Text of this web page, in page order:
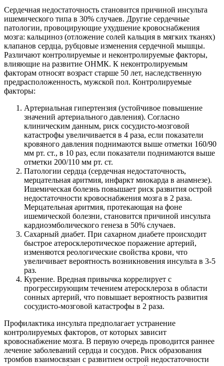
Сердечная недостаточность становится причиной инсульта
ишемического типа в 30% случаев. Другие сердечные
патологии, провоцирующие ухудшение кровоснабжения
мозга: кальциноз (отложение солей кальция в мягких тканях)
клапанов сердца, рубцовые изменения сердечной мышцы.
Различают контролируемые и неконтролируемые факторы,
влияющие на развитие ОНМК. К неконтролируемым
факторам относят возраст старше 50 лет, наследственную
предрасположенность, мужской пол. Контролируемые
факторы:
Артериальная гипертензия (устойчивое повышение
значений артериального давления). Согласно
клиническим данным, риск сосудисто-мозговой
катастрофы увеличивается в 4 раза, если показатели
кровяного давления поднимаются выше отметки 160/90
мм рт. ст., в 10 раз, если показатели поднимаются выше
отметки 200/110 мм рт. ст.
Патологии сердца (сердечная недостаточность,
мерцательная аритмия, инфаркт миокарда в анамнезе).
Ишемическая болезнь повышает риск развития острой
недостаточности кровоснабжения мозга в 2 раза.
Мерцательная аритмия, протекающая на фоне
ишемической болезни, становится причиной инсульта
кардиоэмболического генеза в 50% случаев.
Сахарный диабет. При сахарном диабете происходит
быстрое атеросклеротическое поражение артерий,
изменяются реологические свойства крови, что
увеличивает вероятность возникновения инсульта в 3-5
раз.
Курение. Вредная привычка коррелирует с
прогрессирующим течением атеросклероза в области
сонных артерий, что повышает вероятность развития
сосудисто-мозговой катастрофы в 2 раза.
Профилактика инсульта предполагает устранение
контролируемых факторов, от которых зависит
кровоснабжение мозга. В первую очередь проводится раннее
лечение заболеваний сердца и сосудов. Риск образования
тромбов взаимосвязан с развитием острой недостаточности